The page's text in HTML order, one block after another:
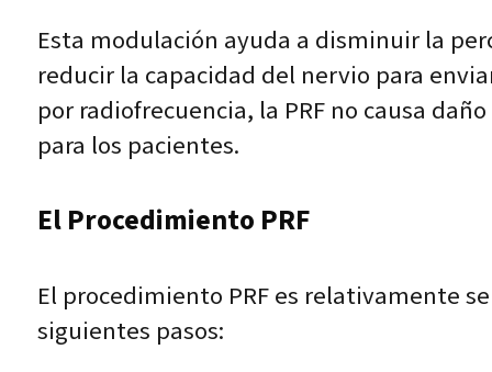
Esta modulación ayuda a disminuir la
reducir la capacidad del nervio para
por radiofrecuencia, la PRF no causa
para los pacientes.
El Procedimiento PRF
El procedimiento PRF es relativamente
siguientes pasos: